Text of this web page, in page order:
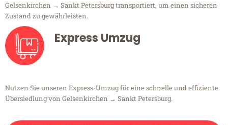
Gelsenkirchen → Sankt Petersburg transportiert, um einen sicheren
Zustand zu gewährleisten.
Express Umzug
Nutzen Sie unseren Express-Umzug für eine schnelle und effiziente
Übersiedlung von Gelsenkirchen → Sankt Petersburg.